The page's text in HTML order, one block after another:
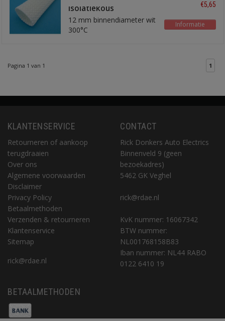
isolatiekous
12 mm binnendiameter wit
300°C
€5,65
Informatie
Pagina 1 van 1 1
KLANTENSERVICE
Retourneren of aankoop
terugdraaien
Over ons
Algemene voorwaarden
Disclaimer
Privacy Policy
Betaalmethoden
Verzenden & retourneren
Klantenservice
Sitemap
rick@rdae.nl
CONTACT
Rick Donkers Auto Electrics
Binnenveld 9 (geen
bezoekadres)
5462 GK Veghel
rick@rdae.nl
KvK nummer: 16067342
BTW nummer:
NL001768158B83
Iban nummer: NL44 RABO
0122 6410 19
BETAALMETHODEN